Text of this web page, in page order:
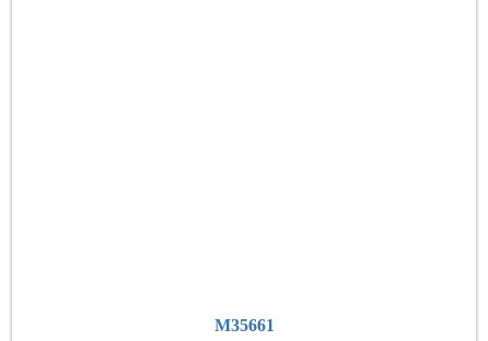
M35661